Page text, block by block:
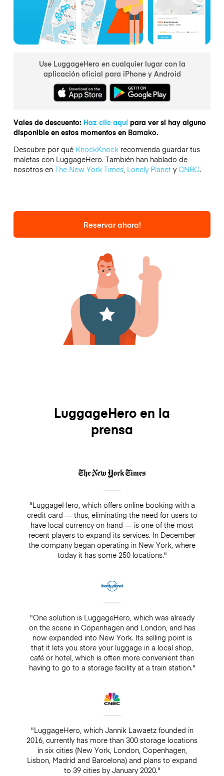
Use LuggageHero en cualquier lugar con la
aplicación oficial para iPhone y Android
Vales de descuento: Haz clic aquípara ver si hay alguno
disponible en estos momentos en Bamako.
Descubre por qué KnockKnockrecomienda guardar tus
maletas con LuggageHero. También han hablado de
nosotros en The New York Times, Lonely Planety CNBC.
Reservar ahora!
LuggageHero en la
prensa
"LuggageHero, which offers online booking with a
credit card — thus, eliminating the need for users to
have local currency on hand — is one of the most
recent players to expand its services. In December
the company began operating in New York, where
today it has some 250 locations."
"One solution is LuggageHero, which was already
on the scene in Copenhagen and London, and has
now expanded into New York. Its selling point is
that it lets you store your luggage in a local shop,
café or hotel, which is often more convenient than
having to go to a storage facility at a train station."
"LuggageHero, which Jannik Lawaetz founded in
2016, currently has more than 300 storage locations
in six cities (New York, London, Copenhagen,
Lisbon, Madrid and Barcelona) and plans to expand
to 39 cities by January 2020."